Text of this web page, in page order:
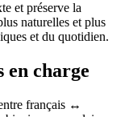
et préserve la
naturelles et plus
et du quotidien.
en charge
français ↔